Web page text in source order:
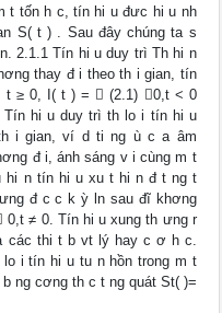
t tốn h c, tín hi u đưc hi u nh
S( t ) . Sau đây chúng ta s
2.1.1 Tín hi u duy trì Th hi n
thay đ i theo th i gian, tín
t ≥ 0, I( t ) =  (2.1) 0,t < 0
hi u duy trì th lo i tín hi u
i gian, ví d ti ng ù c a âm
đ i, ánh sáng v i cùng m t
hi n tín hi u xu t hi n đ t ng t
đ c c k ỳ ln sau đĩ khơng
≠ 0. Tín hi u xung th ưng r
các thi t b vt lý hay c ơ h c.
i tín hi u tu n hồn trong m t
ng cơng th c t ng quát St( )=